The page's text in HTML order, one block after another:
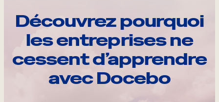
Découvrez pourquoi
les entreprises ne
cessent d’apprendre
avec Docebo